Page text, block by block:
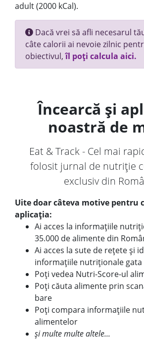
adult (2000 kCal).
Dacă vrei să afli necesarul
câte calorii ai nevoie zilnic
obiectivul,îl poți calcula aici.
Încearcă și
noastră de
Eat & Track - Cel mai
folosit jurnal de nutriție
exclusiv din
Uite doar câteva motive pentru
aplicația:
Ai acces la informațiile
35.000 de alimente din
Ai acces la sute de rețete și
informațiile nutriționale
Poți vedea Nutri-Score-ul
Poți căuta alimente prin
bare
Poți compara informațiile
alimentelor
și multe multe altele...